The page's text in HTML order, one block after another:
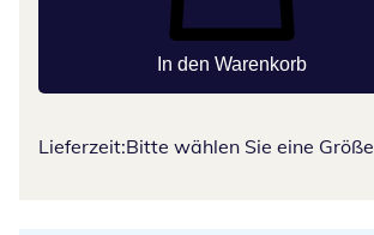
In den Warenkorb
Lieferzeit:Bitte wählen Sie eine Größe